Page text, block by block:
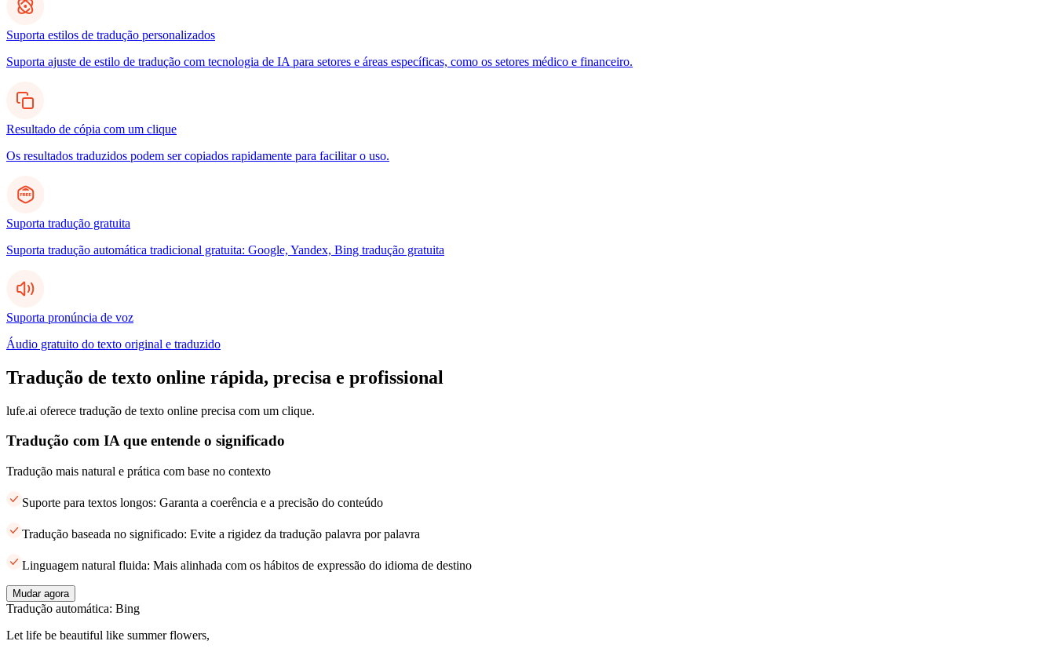
Suporta estilos de tradução personalizados
Suporta ajuste de estilo de tradução com tecnologia de IA para setores e áreas específicas, como os setores médico e financeiro.
Resultado de cópia com um clique
Os resultados traduzidos podem ser copiados rapidamente para facilitar o uso.
Suporta tradução gratuita
Suporta tradução automática tradicional gratuita: Google, Yandex, Bing tradução gratuita
Suporta pronúncia de voz
Áudio gratuito do texto original e traduzido
Tradução de texto online rápida, precisa e profissional
lufe.ai oferece tradução de texto online precisa com um clique.
Tradução com IA que entende o significado
Tradução mais natural e prática com base no contexto
Suporte para textos longos: Garanta a coerência e a precisão do conteúdo
Tradução baseada no significado: Evite a rigidez da tradução palavra por palavra
Linguagem natural fluida: Mais alinhada com os hábitos de expressão do idioma de destino
Mudar agora
Tradução automática: Bing
Let life be beautiful like summer flowers,